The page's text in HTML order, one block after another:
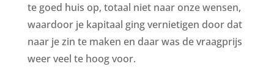
te goed huis op, totaal niet naar onze wensen,
waardoor je kapitaal ging vernietigen door dat
naar je zin te maken en daar was de vraagprijs
weer veel te hoog voor.